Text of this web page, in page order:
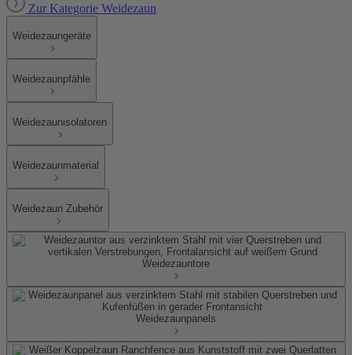
Zur Kategorie Weidezaun
Weidezaungeräte
Weidezaunpfähle
Weidezaunisolatoren
Weidezaunmaterial
Weidezaun Zubehör
Weidezauntore
Weidezaunpanels